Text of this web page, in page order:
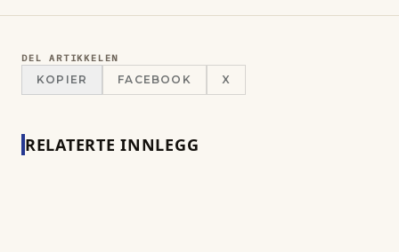
DEL ARTIKKELEN
KOPIER FACEBOOK X
RELATERTE INNLEGG